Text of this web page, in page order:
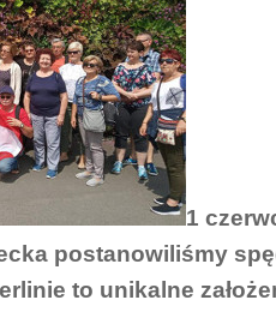
1
postanowiliśmy
to unikalne